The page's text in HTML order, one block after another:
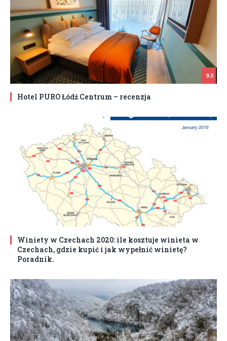
9.3
Hotel PURO Łódź Centrum – recenzja
Winiety w Czechach 2020: ile kosztuje winieta w
Czechach, gdzie kupić i jak wypełnić winietę?
Poradnik.